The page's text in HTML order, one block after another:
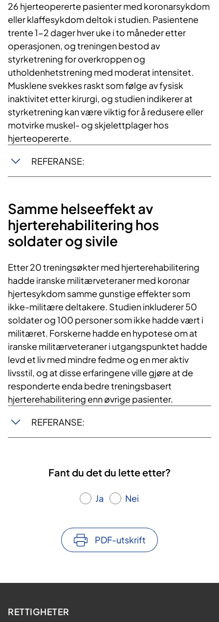
26 hjerteopererte pasienter med koronarsykdom
eller klaffesykdom deltok i studien. Pasientene
trente 1-2 dager hver uke i to måneder etter
operasjonen, og treningen bestod av
styrketrening for overkroppen og
utholdenhetstrening med moderat intensitet.
Musklene svekkes raskt som følge av fysisk
inaktivitet etter kirurgi, og studien indikerer at
styrketrening kan være viktig for å redusere eller
motvirke muskel- og skjelettplager hos
hjerteopererte.
REFERANSE:
Samme helseeffekt av
hjerterehabilitering hos
soldater og sivile
Etter 20 treningsøkter med hjerterehabilitering
hadde iranske militærveteraner med koronar
hjertesykdom samme gunstige effekter som
ikke-militære deltakere. Studien inkluderer 50
soldater og 100 personer som ikke hadde vært i
militæret. Forskerne hadde en hypotese om at
iranske militærveteraner i utgangspunktet hadde
levd et liv med mindre fedme og en mer aktiv
livsstil, og at disse erfaringene ville gjøre at de
responderte enda bedre treningsbasert
hjerterehabilitering enn øvrige pasienter.
REFERANSE:
Fant du det du lette etter?
Ja Nei
PDF-utskrift
RETTIGHETER